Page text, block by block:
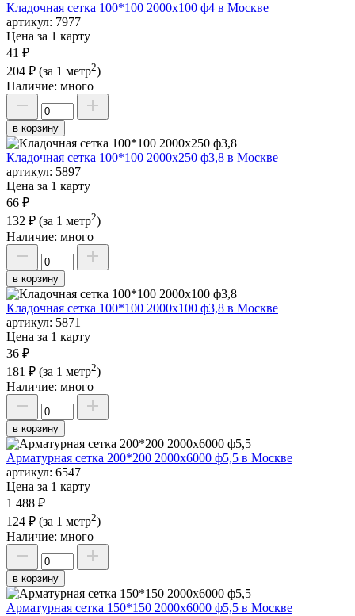
Кладочная сетка 100*100 2000х100 ф4 в Москве
артикул: 7977
Цена за 1 карту
41 ₽
204 ₽ (за 1 метр2)
Наличие: много
в корзину
Кладочная сетка 100*100 2000х250 ф3,8 в Москве
артикул: 5897
Цена за 1 карту
66 ₽
132 ₽ (за 1 метр2)
Наличие: много
в корзину
Кладочная сетка 100*100 2000х100 ф3,8 в Москве
артикул: 5871
Цена за 1 карту
36 ₽
181 ₽ (за 1 метр2)
Наличие: много
в корзину
Арматурная сетка 200*200 2000х6000 ф5,5 в Москве
артикул: 6547
Цена за 1 карту
1 488 ₽
124 ₽ (за 1 метр2)
Наличие: много
в корзину
Арматурная сетка 150*150 2000х6000 ф5,5 в Москве